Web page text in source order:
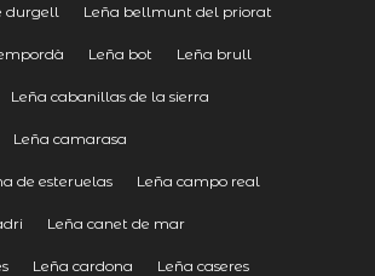
durgell Leña bellmunt del priorat
Leña bot Leña brull
Leña cabanillas de la sierra
Leña camarasa
de esteruelas Leña campo real
Leña canet de mar
Leña cardona Leña caseres